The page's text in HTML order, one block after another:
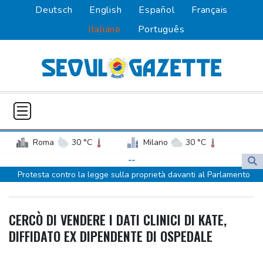
Deutsch English Español
Français
Italiano
Português
Roma 30 °C Milano
30 °C
Napoli
28 °C
--
Protesta contro la legge sulla proprietà davanti al Parlamento
argentino, scontri
Sanchez presiederà una riunione in videocall sulla crisi a Ceuta
CERCÒ DI VENDERE I DATI CLINICI DI KATE,
DIFFIDATO EX DIPENDENTE DI OSPEDALE